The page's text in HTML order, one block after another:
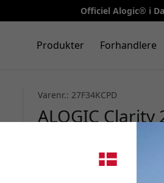
Officiel Alogic® i
Produkter Forhandlere
Varenr.: 27F34KCPD
ALOGIC
C, 90 W